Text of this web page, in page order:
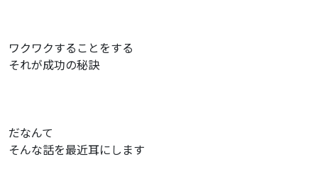
ワクワクすることをする
それが成功の秘訣
だなんて
そんな話を最近耳にします